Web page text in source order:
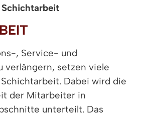
Schichtarbeit
, Service- und
verlängern, setzen viele
Dabei wird die
der Mitarbeiter in
unterteilt. Das